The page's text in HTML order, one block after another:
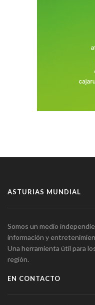
ASTURIAS MUNDIAL
Somos un medio
información y
Una herramienta útil para
región.
EN CONTACTO